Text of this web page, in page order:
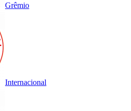
Grêmio
Internacional